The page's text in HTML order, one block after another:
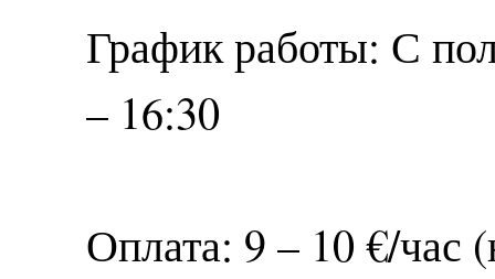
График работы: С
– 16:30
Оплата: 9 – 10 €/час